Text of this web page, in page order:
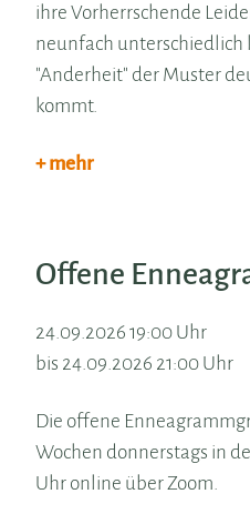
ihre Vorherrschende
neunfach
"Anderheit" der Muster
kommt.
+ mehr
Offene
24.09.2026 19:00 Uhr
bis 24.09.2026 21:00 Uhr
Die offene
Wochen donnerstags in
Uhr online über Zoom.